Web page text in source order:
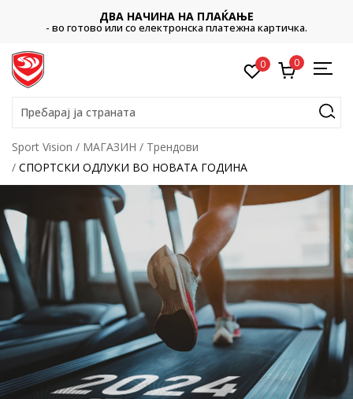
ДВА НАЧИНА НА ПЛАЌАЊЕ
- во готово или со електронска платежна картичка.
0 0
Пребарај ја страната
Sport Vision МАГАЗИН
Трендови
СПОРТСКИ ОДЛУКИ ВО НОВАТА ГОДИНА